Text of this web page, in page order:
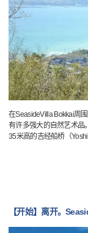
在SeasideVilla Bokkai周
有许多强大的自然艺术品。
35米高的吉经船桥（
【开始】离开。